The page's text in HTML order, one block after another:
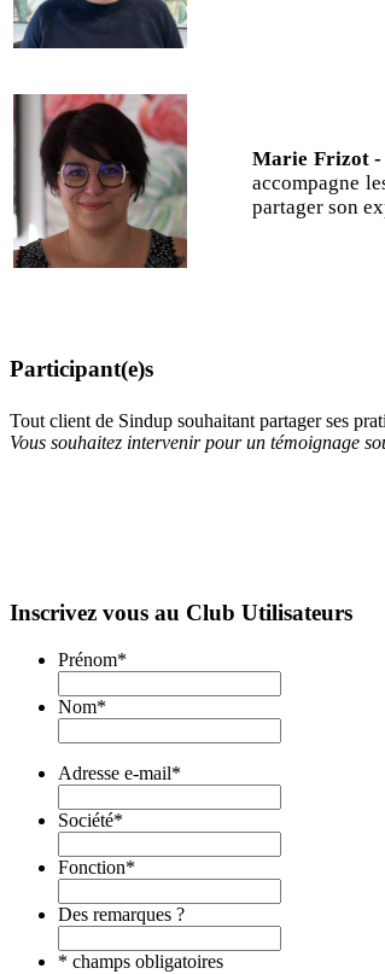
accompagne
partager son
Participant(e)s
Tout client de Sindup souhaitant partager ses
Vous souhaitez intervenir pour un témoignage
Inscrivez vous au Club Utilisateurs
Prénom*
Nom*
Adresse e-mail*
Société*
Fonction*
Des remarques ?
* champs obligatoires